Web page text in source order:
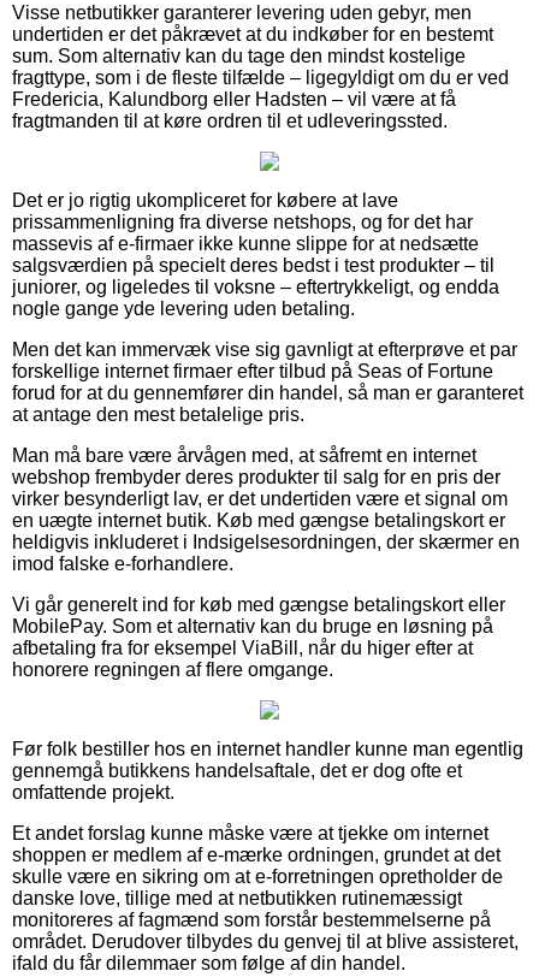
Visse netbutikker garanterer levering uden gebyr, men
undertiden er det påkrævet at du indkøber for en bestemt
sum. Som alternativ kan du tage den mindst kostelige
fragttype, som i de fleste tilfælde – ligegyldigt om du er ved
Fredericia, Kalundborg eller Hadsten – vil være at få
fragtmanden til at køre ordren til et udleveringssted.
Det er jo rigtig ukompliceret for købere at lave
prissammenligning fra diverse netshops, og for det har
massevis af e-firmaer ikke kunne slippe for at nedsætte
salgsværdien på specielt deres bedst i test produkter – til
juniorer, og ligeledes til voksne – eftertrykkeligt, og endda
nogle gange yde levering uden betaling.
Men det kan immervæk vise sig gavnligt at efterprøve et par
forskellige internet firmaer efter tilbud på Seas of Fortune
forud for at du gennemfører din handel, så man er garanteret
at antage den mest betalelige pris.
Man må bare være årvågen med, at såfremt en internet
webshop frembyder deres produkter til salg for en pris der
virker besynderligt lav, er det undertiden være et signal om
en uægte internet butik. Køb med gængse betalingskort er
heldigvis inkluderet i Indsigelsesordningen, der skærmer en
imod falske e-forhandlere.
Vi går generelt ind for køb med gængse betalingskort eller
MobilePay. Som et alternativ kan du bruge en løsning på
afbetaling fra for eksempel ViaBill, når du higer efter at
honorere regningen af flere omgange.
Før folk bestiller hos en internet handler kunne man egentlig
gennemgå butikkens handelsaftale, det er dog ofte et
omfattende projekt.
Et andet forslag kunne måske være at tjekke om internet
shoppen er medlem af e-mærke ordningen, grundet at det
skulle være en sikring om at e-forretningen opretholder de
danske love, tillige med at netbutikken rutinemæssigt
monitoreres af fagmænd som forstår bestemmelserne på
området. Derudover tilbydes du genvej til at blive assisteret,
ifald du får dilemmaer som følge af din handel.